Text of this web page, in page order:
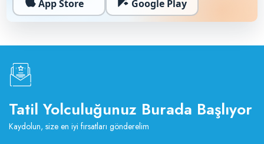
App Store Google Play
Tatil Yolculuğunuz Burada Başlıyor
Kaydolun, size en iyi fırsatları gönderelim